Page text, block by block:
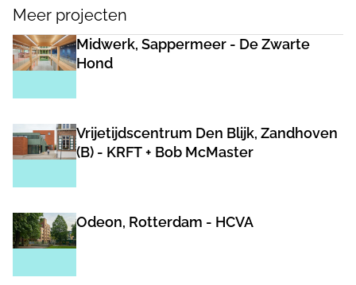
Meer projecten
Midwerk, Sappermeer - De Zwarte
Hond
Vrijetijdscentrum Den Blijk, Zandhoven
(B) - KRFT + Bob McMaster
Odeon, Rotterdam - HCVA